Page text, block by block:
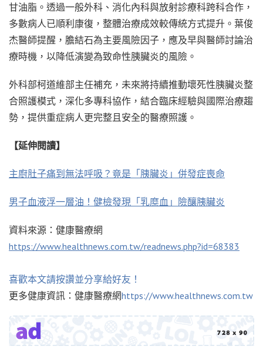
甘油脂。透過一般外科、消化內科與放射診療科跨科合作，
多數病人已順利康復，整體治療成效較傳統方式提升。葉俊
杰醫師提醒，膽結石為主要風險因子，應及早與醫師討論治
療時機，以降低演變為致命性胰臟炎的風險。
外科部柯道維部主任補充，未來將持續推動壞死性胰臟炎整
合照護模式，深化多專科協作，結合臨床經驗與國際治療趨
勢，提供重症病人更完整且安全的醫療照護。
【延伸閱讀】
主廚肚子痛到無法呼吸？竟是「胰臟炎」併發症喪命
男子血液浮一層油！健檢發現「乳糜血」險釀胰臟炎
資料來源：健康醫療網
https://www.healthnews.com.tw/readnews.php?id=68383
喜歡本文請按讚並分享給好友！
更多健康資訊：健康醫療網https://www.healthnews.com.tw